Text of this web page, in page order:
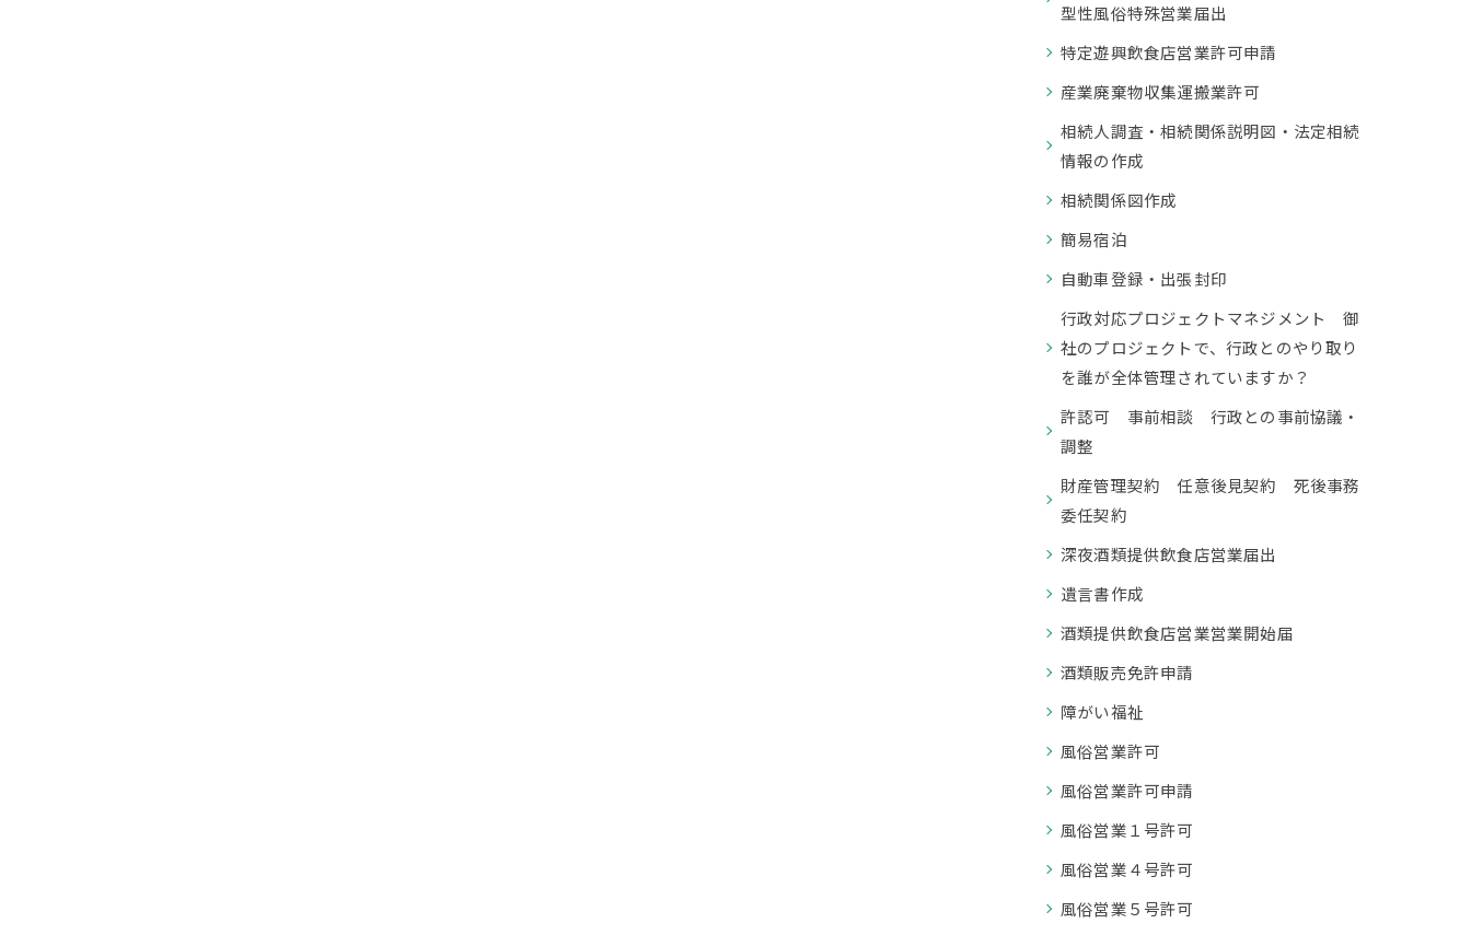
型性風俗特殊営業届出
特定遊興飲食店営業許可申請
産業廃棄物収集運搬業許可
相続人調査・相続関係説明図・法定相続
情報の作成
相続関係図作成
簡易宿泊
自動車登録・出張封印
行政対応プロジェクトマネジメント 御
社のプロジェクトで、行政とのやり取り
を誰が全体管理されていますか？
許認可 事前相談 行政との事前協議・
調整
財産管理契約 任意後見契約 死後事務
委任契約
深夜酒類提供飲食店営業届出
遺言書作成
酒類提供飲食店営業営業開始届
酒類販売免許申請
障がい福祉
風俗営業許可
風俗営業許可申請
風俗営業１号許可
風俗営業４号許可
風俗営業５号許可